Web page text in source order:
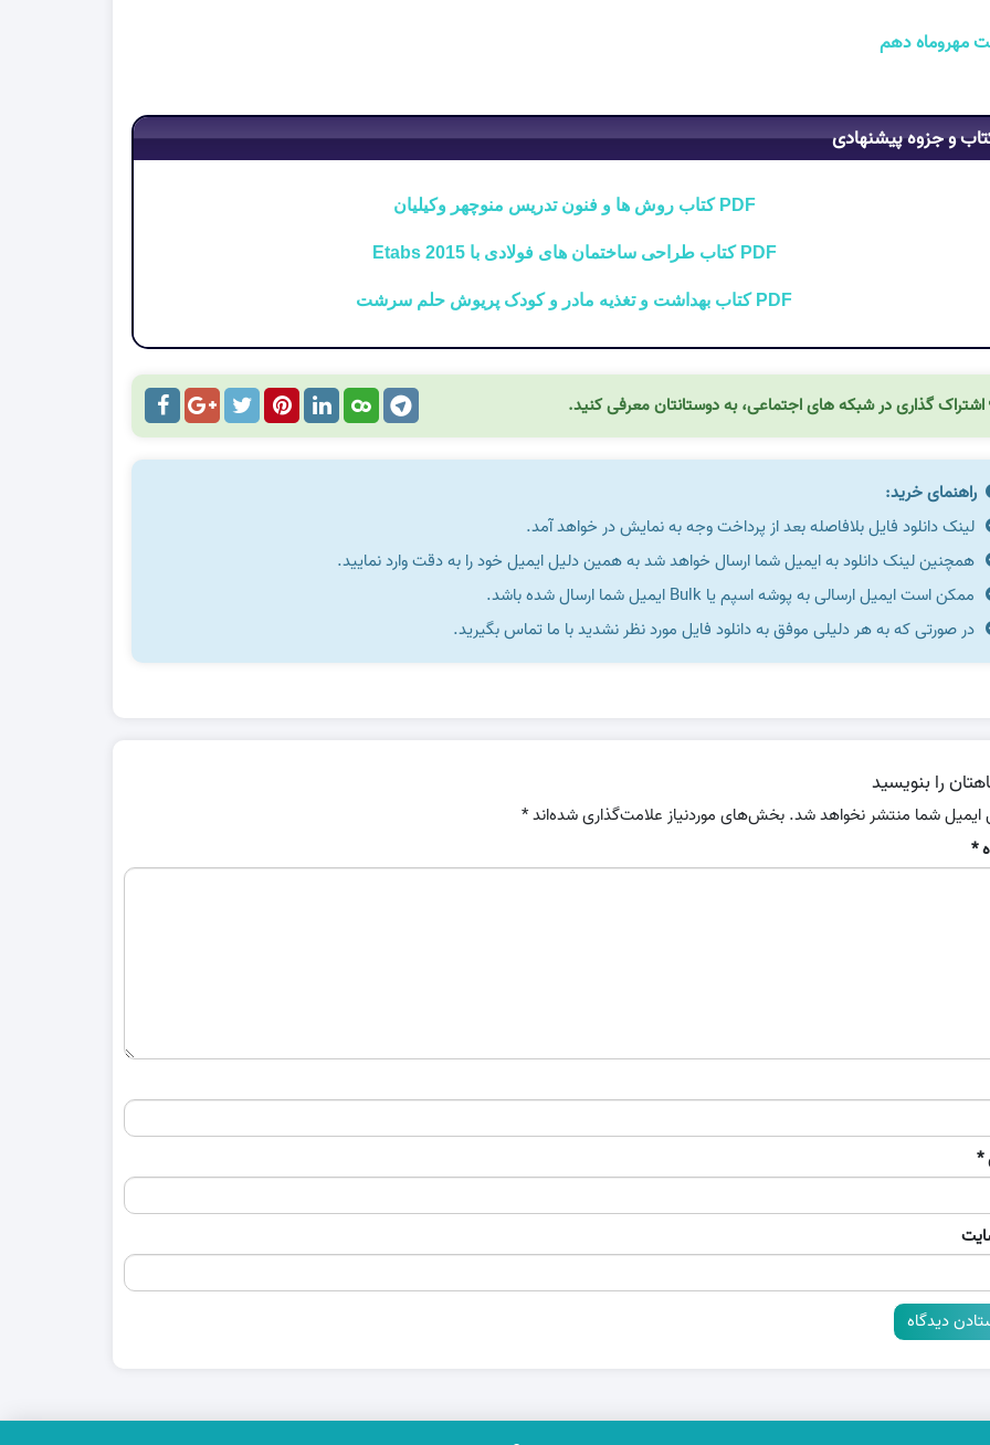
مهروماه دهم
و جزوه پیشنهادی
PDF کتاب روش ها و فنون تدریس منوچهر وکیلیان
PDF کتاب طراحی ساختمان های فولادی با Etabs 2015
PDF کتاب بهداشت و تغذیه مادر و کودک پریوش حلم سرشت
اشتراک گذاری در شبکه های اجتماعی، به دوستانتان معرفی کنید.
راهنمای خرید:
لینک دانلود فایل بلافاصله بعد از پرداخت وجه به نمایش در خواهد آمد.
همچنین لینک دانلود به ایمیل شما ارسال خواهد شد به همین دلیل ایمیل خود را به دقت وارد نمایید.
ممکن است ایمیل ارسالی به پوشه اسپم یا Bulk ایمیل شما ارسال شده باشد.
در صورتی که به هر دلیلی موفق به دانلود فایل مورد نظر نشدید با ما تماس بگیرید.
را بنویسید
ایمیل شما منتشر نخواهد شد. بخش‌های موردنیاز علامت‌گذاری شده‌اند*
*
*